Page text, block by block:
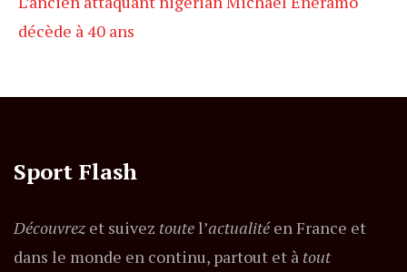
décède à 40 ans
Sport Flash
Découvrez et suivez toutel’actualitéen France et
dans le monde en continu, partout et à tout